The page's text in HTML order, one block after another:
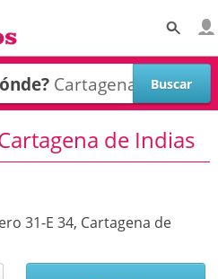
de Indias
31-E 34, Cartagena de